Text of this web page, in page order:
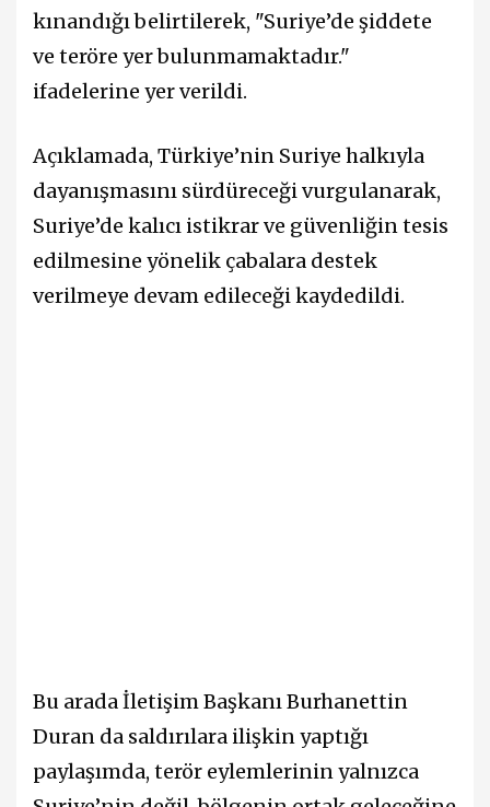
kınandığı belirtilerek, "Suriye’de şiddete
ve teröre yer bulunmamaktadır."
ifadelerine yer verildi.
Açıklamada, Türkiye’nin Suriye halkıyla
dayanışmasını sürdüreceği vurgulanarak,
Suriye’de kalıcı istikrar ve güvenliğin tesis
edilmesine yönelik çabalara destek
verilmeye devam edileceği kaydedildi.
Bu arada İletişim Başkanı Burhanettin
Duran da saldırılara ilişkin yaptığı
paylaşımda, terör eylemlerinin yalnızca